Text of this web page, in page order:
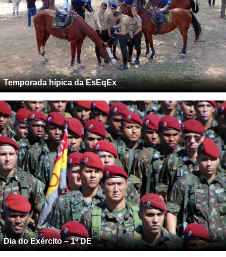
Temporada hípica da EsEqEx
Dia do Exército – 1ª DE